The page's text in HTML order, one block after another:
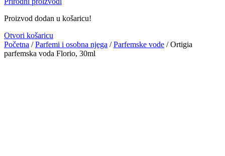
Proizvod dodan u košaricu!
Otvori košaricu
Početna /Parfemi i osobna njega /Parfemske vode / Ortigia
parfemska voda Florio, 30ml